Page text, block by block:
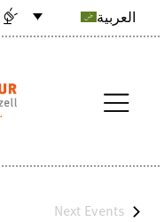
العربية
Next Events